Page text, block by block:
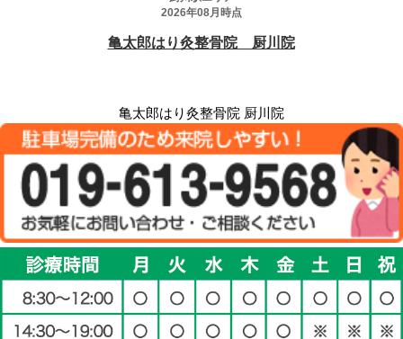
亀太郎はり灸整骨院 厨川院